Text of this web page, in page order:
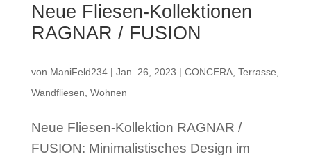
Neue Fliesen-Kollektionen
RAGNAR / FUSION
von ManiFeld234| Jan. 26, 2023 | CONCERA, Terrasse
Wandfliesen Wohnen
Neue Fliesen-Kollektion RAGNAR /
FUSION: Minimalistisches Design im